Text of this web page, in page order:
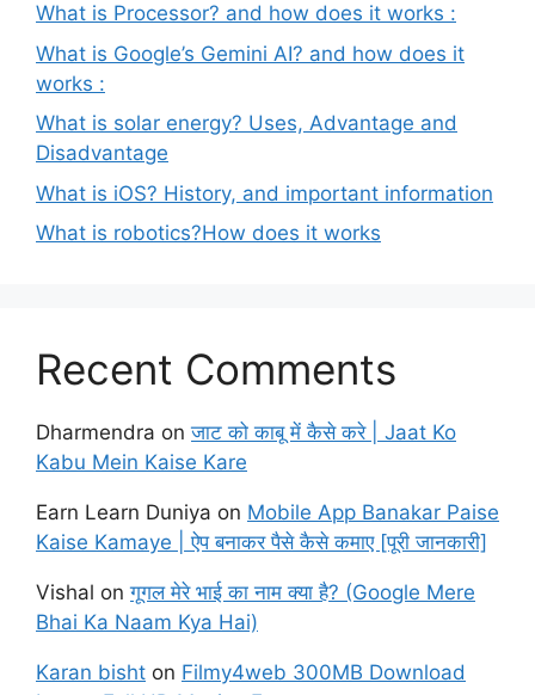
What is Processor? and how does it works :
What is Google’s Gemini AI? and how does it
works :
What is solar energy? Uses, Advantage and
Disadvantage
What is iOS? History, and important information
What is robotics?How does it works
Recent Comments
Dharmendra onजाट को काबू में कैसे करे | Jaat Ko
Kabu Mein Kaise Kare
Earn Learn Duniya on Mobile App Banakar Paise
Kaise Kamaye | ऐप बनाकर पैसे कैसे कमाए [पूरी जानकारी]
Vishal onगूगल मेरे भाई का नाम क्या है? (Google Mere
Bhai Ka Naam Kya Hai)
Karan bisht on Filmy4web 300MB Download